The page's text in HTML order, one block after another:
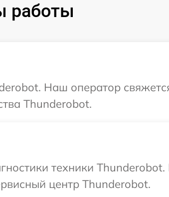
работы
Наш оператор
Thunderobot.
техники
центр Thunderobot.